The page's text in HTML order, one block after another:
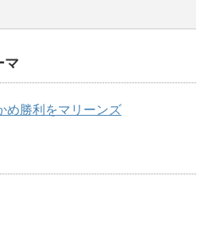
マ
め勝利をマリーンズ